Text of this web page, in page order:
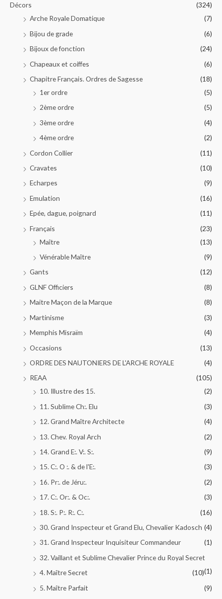
Décors
(324)
Arche Royale Domatique
(7)
Bijou de grade
(6)
Bijoux de fonction
(24)
Chapeaux et coiffes
(6)
Chapitre Français. Ordres de Sagesse
(18)
1er ordre
(5)
2ème ordre
(5)
3ème ordre
(4)
4ème ordre
(2)
Cordon Collier
(11)
Cravates
(10)
Echarpes
(9)
Emulation
(16)
Epée, dague, poignard
(11)
Français
(23)
Maître
(13)
Vénérable Maître
(9)
Gants
(12)
GLNF Officiers
(8)
Maitre Maçon de la Marque
(8)
Martinisme
(3)
Memphis Misraïm
(4)
Occasions
(13)
ORDRE DES NAUTONIERS DE L'ARCHE ROYALE
(4)
REAA
(105)
10. Illustre des 15.
(2)
11. Sublime Ch:. Elu
(3)
12. Grand Maître Architecte
(4)
13. Chev. Royal Arch
(2)
14. Grand E:. V:. S:.
(9)
15. C:. O :. & de l'E:.
(3)
16. Pr:. de Jéru:.
(2)
17. C:. Or:. & Oc:.
(3)
18. S:. P:. R:. C:.
(16)
30. Grand Inspecteur et Grand Elu, Chevalier Kadosch (4)
31. Grand Inspecteur Inquisiteur Commandeur
(1)
32. Vaillant et Sublime Chevalier Prince du Royal Secret
(1)
4. Maître Secret
(10)
5. Maître Parfait
(9)